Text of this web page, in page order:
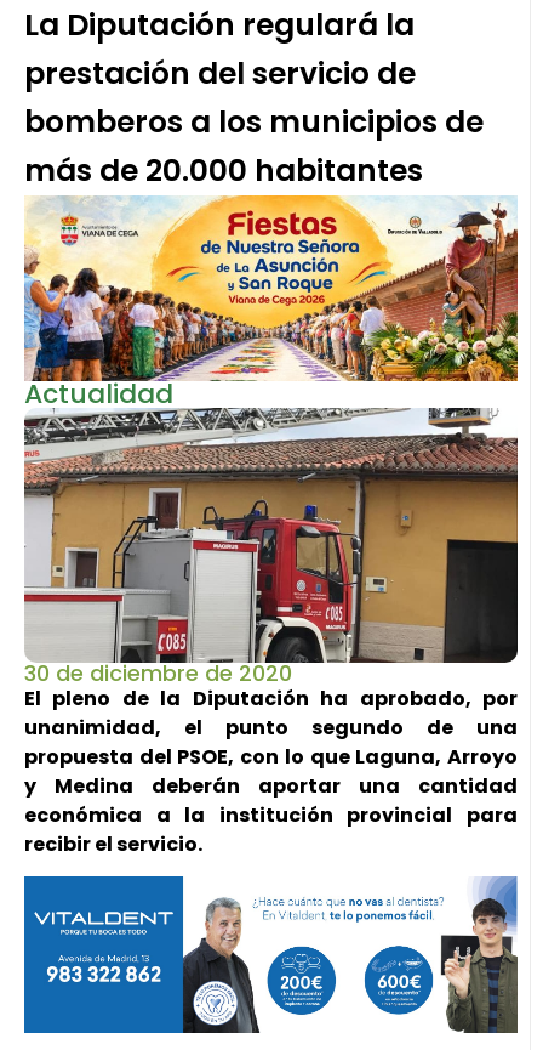
La Diputación regulará la
prestación del servicio de
bomberos a los municipios de
más de 20.000 habitantes
Actualidad
30 de diciembre de 2020
El pleno de la Diputación ha aprobado, por
unanimidad, el punto segundo de una
propuesta del PSOE, con lo que Laguna, Arroyo
y Medina deberán aportar una cantidad
económica a la institución provincial para
recibir el servicio.